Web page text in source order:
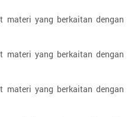
materi yang berkaitan dengan
materi yang berkaitan dengan
materi yang berkaitan dengan